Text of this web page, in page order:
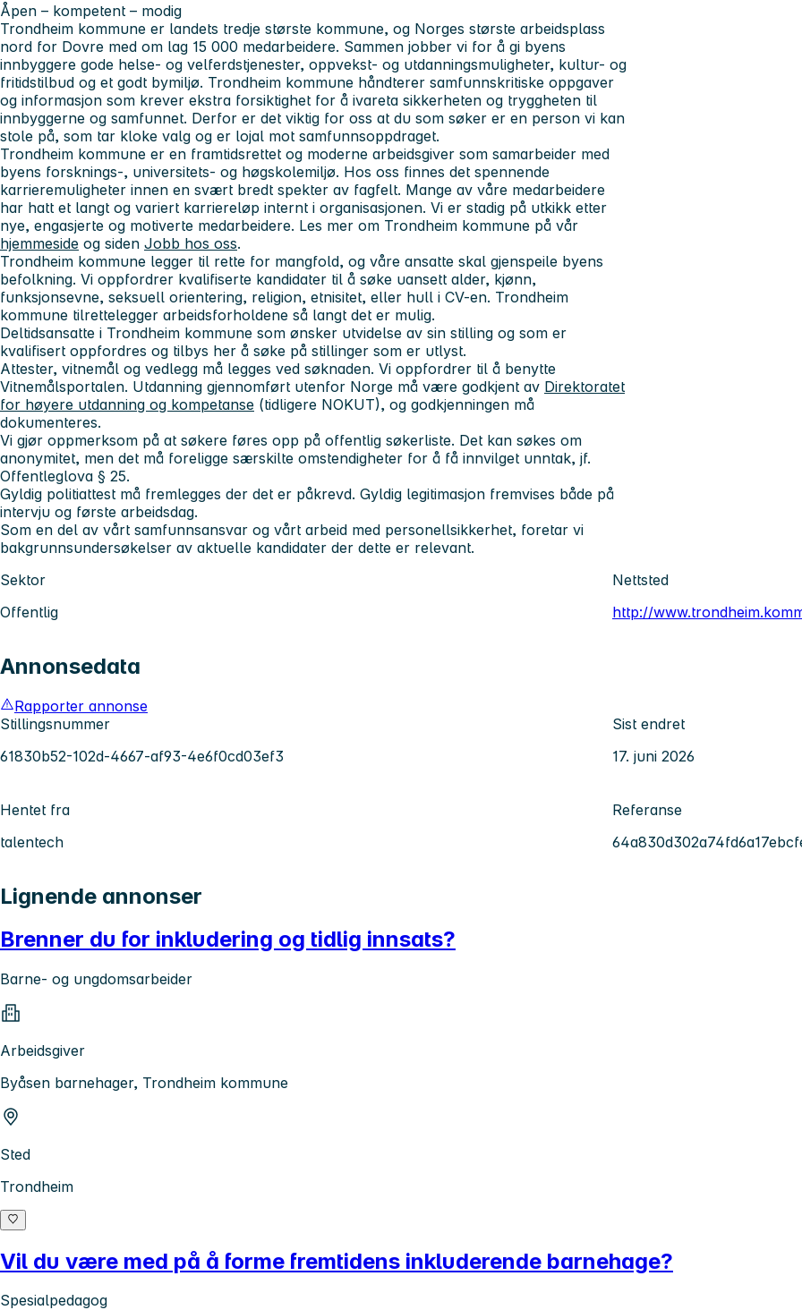
Åpen – kompetent – modig
Trondheim kommune er landets tredje største kommune, og Norges største arbeidsplass
nord for Dovre med om lag 15 000 medarbeidere. Sammen jobber vi for å gi byens
innbyggere gode helse- og velferdstjenester, oppvekst- og utdanningsmuligheter, kultur- og
fritidstilbud og et godt bymiljø. Trondheim kommune håndterer samfunnskritiske oppgaver
og informasjon som krever ekstra forsiktighet for å ivareta sikkerheten og tryggheten til
innbyggerne og samfunnet. Derfor er det viktig for oss at du som søker er en person vi kan
stole på, som tar kloke valg og er lojal mot samfunnsoppdraget.
Trondheim kommune er en framtidsrettet og moderne arbeidsgiver som samarbeider med
byens forsknings-, universitets- og høgskolemiljø. Hos oss finnes det spennende
karrieremuligheter innen en svært bredt spekter av fagfelt. Mange av våre medarbeidere
har hatt et langt og variert karriereløp internt i organisasjonen. Vi er stadig på utkikk etter
nye, engasjerte og motiverte medarbeidere. Les mer om Trondheim kommune på vår
hjemmeside og siden Jobb hos oss.
Trondheim kommune legger til rette for mangfold, og våre ansatte skal gjenspeile byens
befolkning. Vi oppfordrer kvalifiserte kandidater til å søke uansett alder, kjønn,
funksjonsevne, seksuell orientering, religion, etnisitet, eller hull i CV-en. Trondheim
kommune tilrettelegger arbeidsforholdene så langt det er mulig.
Deltidsansatte i Trondheim kommune som ønsker utvidelse av sin stilling og som er
kvalifisert oppfordres og tilbys her å søke på stillinger som er utlyst.
Attester, vitnemål og vedlegg må legges ved søknaden. Vi oppfordrer til å benytte
Vitnemålsportalen. Utdanning gjennomført utenfor Norge må være godkjent av Direktoratet
for høyere utdanning og kompetanse (tidligere NOKUT), og godkjenningen må
dokumenteres.
Vi gjør oppmerksom på at søkere føres opp på offentlig søkerliste. Det kan søkes om
anonymitet, men det må foreligge særskilte omstendigheter for å få innvilget unntak, jf.
Offentleglova § 25.
Gyldig politiattest må fremlegges der det er påkrevd. Gyldig legitimasjon fremvises både på
intervju og første arbeidsdag.
Som en del av vårt samfunnsansvar og vårt arbeid med personellsikkerhet, foretar vi
bakgrunnsundersøkelser av aktuelle kandidater der dette er relevant.
Sektor
Offentlig
Nettsted
http://
Annonsedata
Rapporter annonse
Stillingsnummer
61830b52-102d-4667-af93-4e6f0cd03ef3
Sist endret
17. juni 2026
Hentet fra
talentech
Referanse
Lignende annonser
Brenner du for inkludering og tidlig innsats?
Barne- og ungdomsarbeider
Arbeidsgiver
Byåsen barnehager, Trondheim kommune
Sted
Trondheim
Vil du være med på å forme fremtidens inkluderende barnehage?
Spesialpedagog